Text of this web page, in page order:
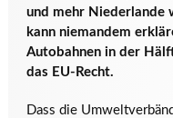
und mehr Niederlande
kann niemandem
Autobahnen in der
das EU-Recht.
Dass die